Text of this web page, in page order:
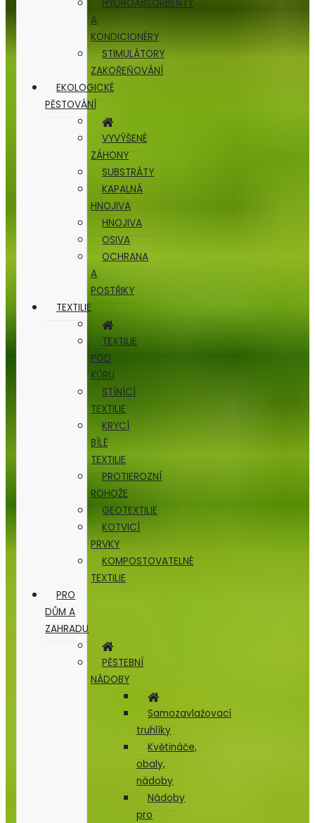
HYDROABSORBENTY
A
KONDICIONÉRY
STIMULÁTORY
ZAKOŘEŇOVÁNÍ
EKOLOGICKÉ
PĚSTOVÁNÍ
VYVÝŠENÉ
ZÁHONY
SUBSTRÁTY
KAPALNÁ
HNOJIVA
HNOJIVA
OSIVA
OCHRANA
A
POSTŘIKY
TEXTILIE
TEXTILIE
POD
KŮRU
STÍNÍCÍ
TEXTILIE
KRYCÍ
BÍLÉ
TEXTILIE
PROTIEROZNÍ
ROHOŽE
GEOTEXTILIE
KOTVICÍ
PRVKY
KOMPOSTOVATELNÉ
TEXTILIE
PRO
DŮM A
ZAHRADU
PĚSTEBNÍ
NÁDOBY
Samozavlažovací
truhlíky
Květináče,
obaly,
nádoby
Nádoby
pro